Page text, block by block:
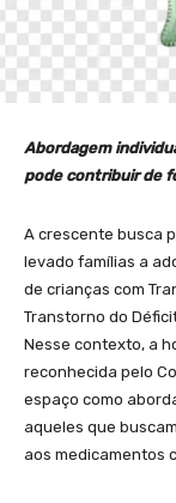
Abordagem
pode contribuir de
A crescente busca
levado famílias a
de crianças com
Transtorno do
Nesse contexto, a
reconhecida pelo
espaço como
aqueles que
aos medicamentos